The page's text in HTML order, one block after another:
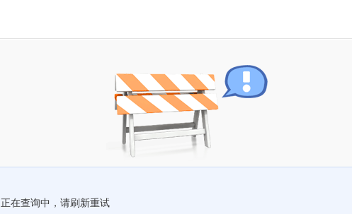
正在查询中，请刷新重试